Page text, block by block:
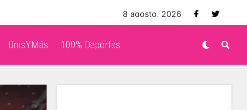
8 agosto, 2026
UnisYMás 100% Deportes